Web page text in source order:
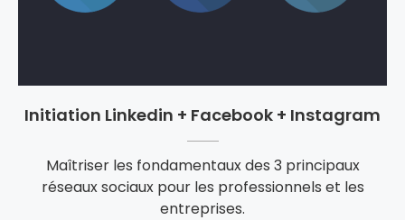
Initiation Linkedin + Facebook + Instagram
Maîtriser les fondamentaux des 3 principaux
réseaux sociaux pour les professionnels et les
entreprises.